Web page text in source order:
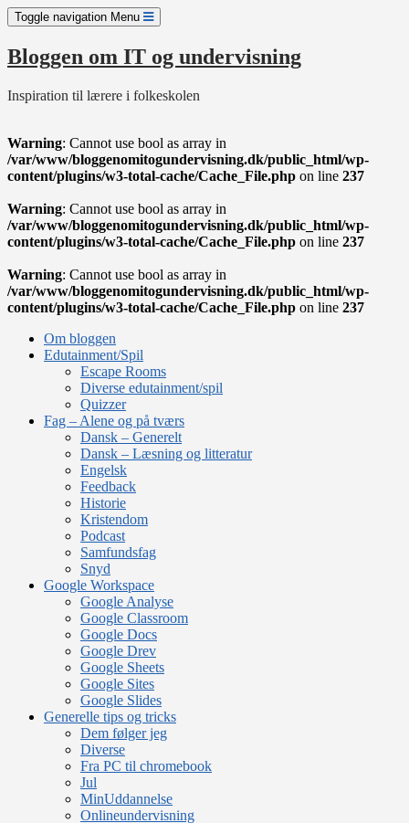
Skip
to
content
Toggle navigation Menu
Bloggen om IT og undervisning
Inspiration til lærere i folkeskolen
Warning: Cannot use bool as array in
/var/www/bloggenomitogundervisning.dk/public_html/wp-
content/plugins/w3-total-cache/Cache_File.php on line 237
Warning: Cannot use bool as array in
/var/www/bloggenomitogundervisning.dk/public_html/wp-
content/plugins/w3-total-cache/Cache_File.php on line 237
Warning: Cannot use bool as array in
/var/www/bloggenomitogundervisning.dk/public_html/wp-
content/plugins/w3-total-cache/Cache_File.php on line 237
Om bloggen
Edutainment/Spil
Escape Rooms
Diverse edutainment/spil
Quizzer
Fag – Alene og på tværs
Dansk – Generelt
Dansk – Læsning og litteratur
Engelsk
Feedback
Historie
Kristendom
Podcast
Samfundsfag
Snyd
Google Workspace
Google Analyse
Google Classroom
Google Docs
Google Drev
Google Sheets
Google Sites
Google Slides
Generelle tips og tricks
Dem følger jeg
Diverse
Fra PC til chromebook
Jul
MinUddannelse
Onlineundervisning